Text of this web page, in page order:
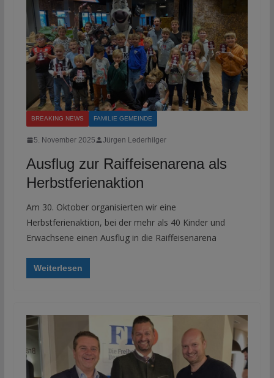
BREAKING NEWS FAMILIE GEMEINDE
5. November 2025 Jürgen Lederhilger
Ausflug zur Raiffeisenarena als
Herbstferienaktion
Am 30. Oktober organisierten wir eine
Herbstferienaktion, bei der mehr als 40 Kinder und
Erwachsene einen Ausflug in die Raiffeisenarena
Weiterlesen